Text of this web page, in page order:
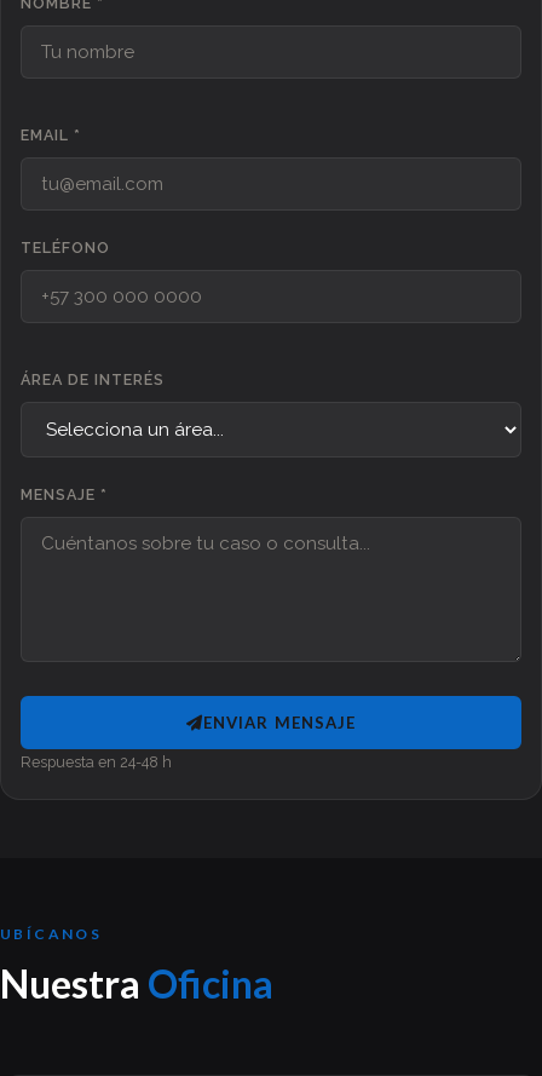
EMAIL *
TELÉFONO
ÁREA DE INTERÉS
MENSAJE *
ENVIAR MENSAJE
Respuesta en 24-48 h
UBÍCANOS
Nuestra Oficina